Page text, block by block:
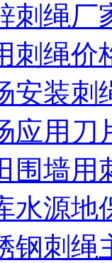
刺绳厂
刺绳价
安装刺
应用刀
围墙用
水源地
钢刺绳